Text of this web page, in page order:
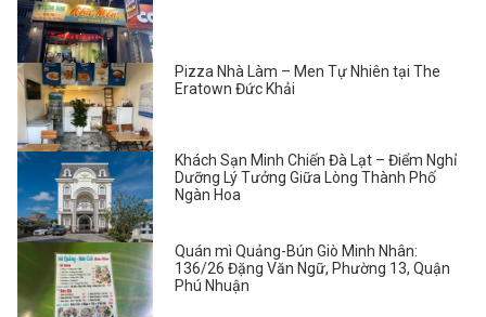
Pizza Nhà Làm – Men Tự Nhiên tại The
Eratown Đức Khải
Khách Sạn Minh Chiến Đà Lạt – Điểm Nghỉ
Dưỡng Lý Tưởng Giữa Lòng Thành Phố
Ngàn Hoa
Quán mì Quảng-Bún Giò Minh Nhân:
136/26 Đặng Văn Ngữ, Phường 13, Quận
Phú Nhuận